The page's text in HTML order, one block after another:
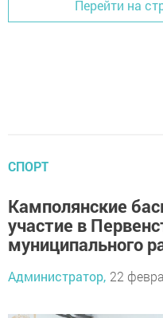
Перейти на
СПОРТ
Камполянские
участие в
муниципального
Администратор, 22